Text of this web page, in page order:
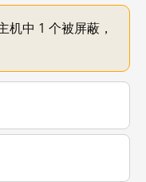
中 1 个被屏蔽，